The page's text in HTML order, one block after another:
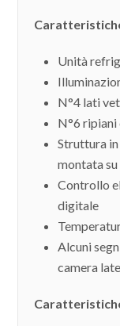
Unità
N°4 lati
N°6 ripiani
Struttura
montata
Controllo
digitale
Alcuni
camera